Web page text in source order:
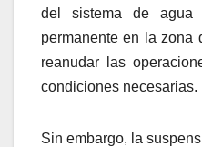
del sistema de agua
permanente en la zona
reanudar las
condiciones necesarias.
Sin embargo, la